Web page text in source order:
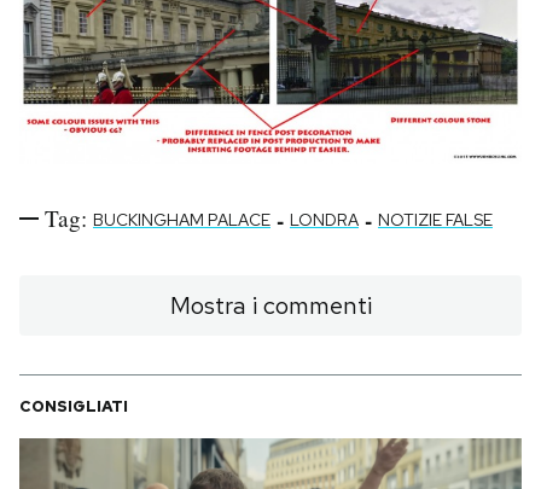
Tag: BUCKINGHAM PALACE - LONDRA - NOTIZIE FALSE
Mostra i commenti
CONSIGLIATI